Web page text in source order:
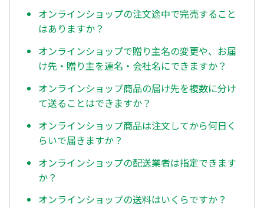
オンラインショップの注文途中で完売すること
はありますか？
オンラインショップで贈り主名の変更や、お届
け先・贈り主を連名・会社名にできますか？
オンラインショップ商品の届け先を複数に分け
て送ることはできますか？
オンラインショップ商品は注文してから何日く
らいで届きますか？
オンラインショップの配送業者は指定できます
か？
オンラインショップの送料はいくらですか？